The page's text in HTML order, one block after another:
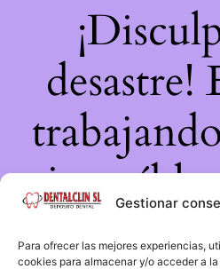
Gestionar
Para ofrecer las mejores experiencias,
cookies para almacenar y/o acceder a
desastre!
increíble,